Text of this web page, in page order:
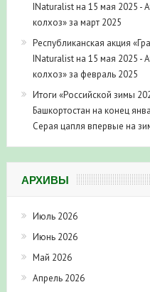
INaturalist на 15 мая 2025 -
колхоз» за март 2025
Республиканская акция
INaturalist на 15 мая 2025 -
колхоз» за февраль 2025
Итоги «Российской зимы
Башкортостан на конец
Серая цапля впервые на
АРХИВЫ
Июль 2026
Июнь 2026
Май 2026
Апрель 2026